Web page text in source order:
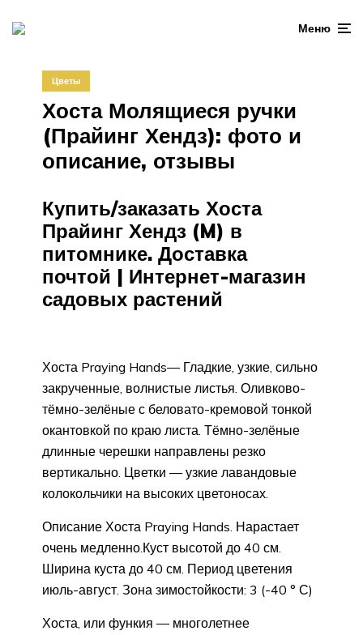
Меню
Цветы
Хоста Молящиеся ручки
(Прайинг Хендз): фото и
описание, отзывы
Купить/заказать Хоста
Прайинг Хендз (M) в
питомнике. Доставка
почтой | Интернет-магазин
садовых растений
Хоста Praying Hands— Гладкие, узкие, сильно
закрученные, волнистые листья. Оливково-
тёмно-зелёные с беловато-кремовой тонкой
окантовкой по краю листа. Тёмно-зелёные
длинные черешки направлены резко
вертикально. Цветки — узкие лавандовые
колокольчики на высоких цветоносах.
Описание Хоста Praying Hands. Нарастает
очень медленно.Куст высотой до 40 см.
Ширина куста до 40 см. Период цветения
июль-август. Зона зимостойкости: 3 (-40 ° С)
Хоста, или функия — многолетнее